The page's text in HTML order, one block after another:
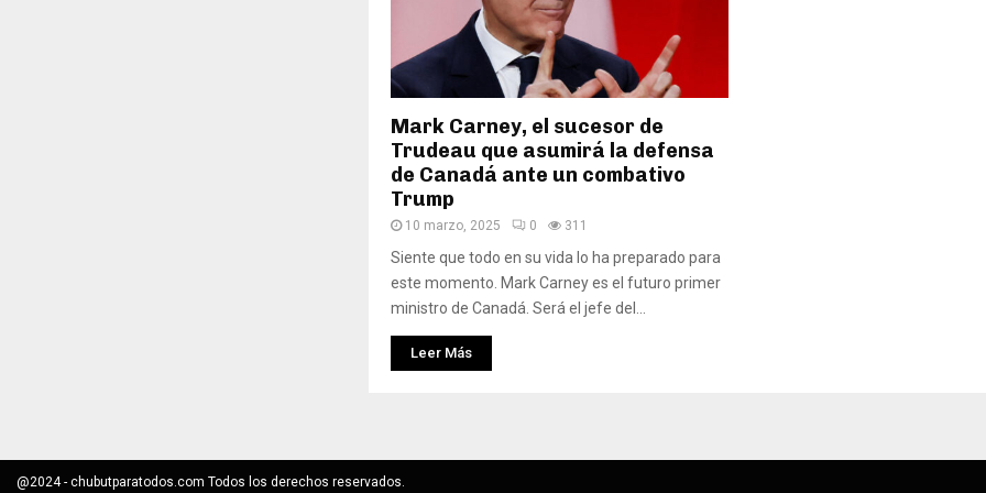
Mark Carney, el sucesor de
Trudeau que asumirá la defensa
de Canadá ante un combativo
Trump
10 marzo, 2025 0 311
Siente que todo en su vida lo ha preparado para
este momento. Mark Carney es el futuro primer
ministro de Canadá. Será el jefe del...
Leer Más
@2024 - chubutparatodos.com Todos los derechos reservados.